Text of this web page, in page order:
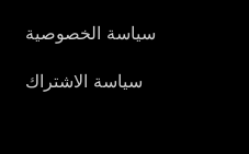
سياسة الخصوصية
سياسة الاشتراك